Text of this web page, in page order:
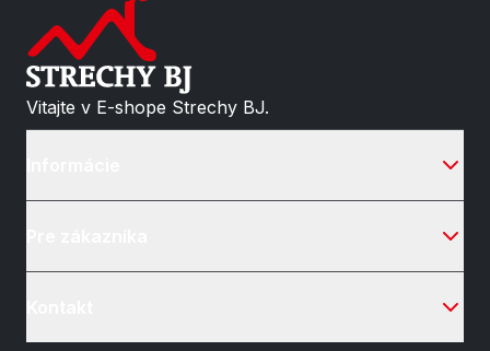
Vitajte v E-shope Strechy BJ.